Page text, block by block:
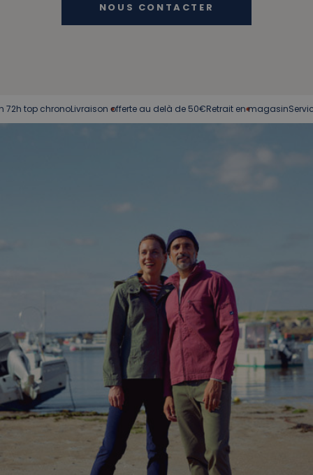
NOUS CONTACTER
Livraison offerte au delà de 50€Retrait en magasinService client à